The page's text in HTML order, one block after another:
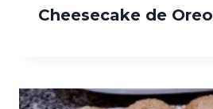
Cheesecake de Oreo